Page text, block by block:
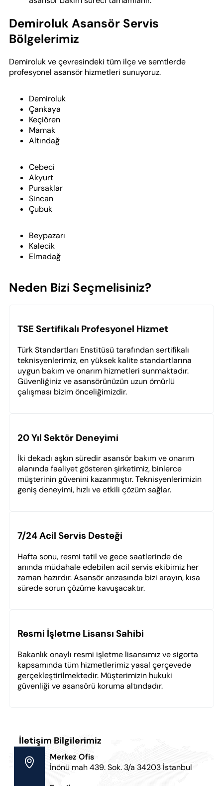
Demiroluk Asansör Servis
Bölgelerimiz
Demiroluk ve çevresindeki tüm ilçe ve semtlerde
profesyonel asansör hizmetleri sunuyoruz.
Demiroluk
Çankaya
Keçiören
Mamak
Altındağ
Cebeci
Akyurt
Pursaklar
Sincan
Çubuk
Beypazarı
Kalecik
Elmadağ
Neden Bizi Seçmelisiniz?
TSE Sertifikalı Profesyonel Hizmet
Türk Standartları Enstitüsü tarafından sertifikalı
teknisyenlerimiz, en yüksek kalite standartlarına
uygun bakım ve onarım hizmetleri sunmaktadır.
Güvenliğiniz ve asansörünüzün uzun ömürlü
çalışması bizim önceliğimizdir.
20 Yıl Sektör Deneyimi
İki dekadı aşkın süredir asansör bakım ve onarım
alanında faaliyet gösteren şirketimiz, binlerce
müşterinin güvenini kazanmıştır. Teknisyenlerimizin
geniş deneyimi, hızlı ve etkili çözüm sağlar.
7/24 Acil Servis Desteği
Hafta sonu, resmi tatil ve gece saatlerinde de
anında müdahale edebilen acil servis ekibimiz her
zaman hazırdır. Asansör arızasında bizi arayın, kısa
sürede sorun çözüme kavuşacaktır.
Resmi İşletme Lisansı Sahibi
Bakanlık onaylı resmi işletme lisansımız ve sigorta
kapsamında tüm hizmetlerimiz yasal çerçevede
gerçekleştirilmektedir. Müşterimizin hukuki
güvenliği ve asansörü koruma altındadır.
İletişim Bilgilerimiz
Merkez Ofis
İnönü mah 439. Sok. 3/a 34203 İstanbul